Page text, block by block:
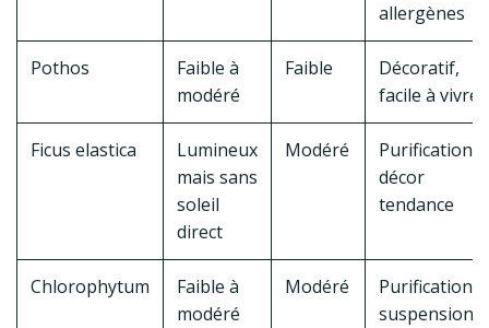
allergènes
Pothos
Faible à
modéré
Faible
Décoratif,
facile à vivre
Ficus elastica
Lumineux
mais sans
soleil
direct
Modéré
Purification,
décor
tendance
Chlorophytum
Faible à
modéré
Modéré
Purification,
suspension